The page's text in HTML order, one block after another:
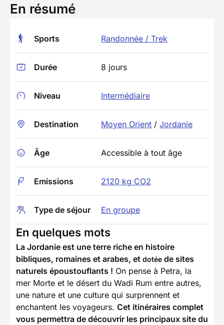
En résumé
Sports Randonnée / Trek
Durée 8 jours
Niveau Intermédiaire
Destination Moyen Orient / Jordanie
Âge Accessible à tout âge
Emissions 2120 kg CO2
Type de séjour En groupe
En quelques mots
La Jordanie est une terre riche en histoire
bibliques, romaines et arabes, et dotée de sites
naturels époustouflants ! On pense à Petra, la
mer Morte et le désert du Wadi Rum entre autres,
une nature et une culture qui surprennent et
enchantent les voyageurs. Cet itinéraires complet
vous permettra de découvrir les principaux site du